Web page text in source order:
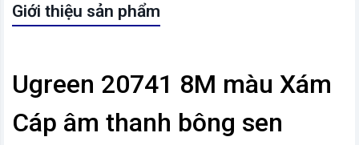
Giới thiệu sản phẩm
Ugreen 20741 8M màu Xám
Cáp âm thanh bông sen